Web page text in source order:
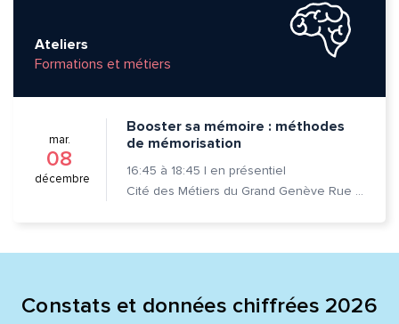
Ateliers
Formations et métiers
mar.
08
décembre
Booster sa mémoire : méthodes
de mémorisation
16:45 à 18:45 | en présentiel
Cité des Métiers du Grand Genève Rue Prévost-Martin 6 1205 Genève
Constats et données chiffrées 2026